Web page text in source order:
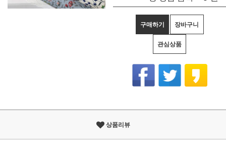
구매하기 장바구니
관심상품
상품리뷰